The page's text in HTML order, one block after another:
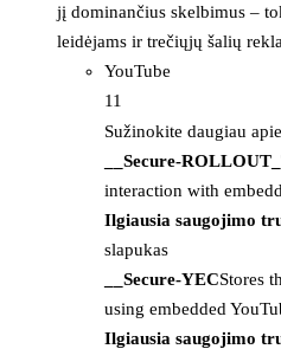
jį dominančius skelbimus –
leidėjams ir trečiųjų šalių
YouTube
11
Sužinokite daugiau
__Secure-
interaction with
Ilgiausia saugojimo
slapukas
__Secure-YECStores
using embedded
Ilgiausia saugojimo